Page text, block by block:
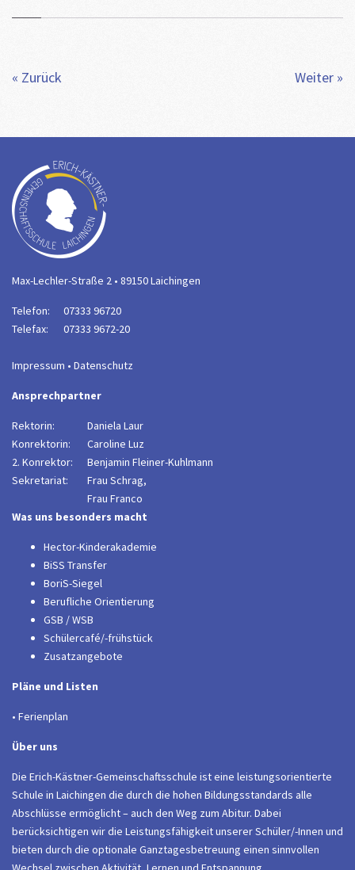
Weiter »
« Zurück
Max-Lechler-Straße 2 • 89150 Laichingen
Telefon:
07333 96720
Telefax:
07333 9672-20
Impressum • Datenschutz
Ansprechpartner
Rektorin:
Daniela Laur
Konrektorin:
Caroline Luz
2. Konrektor:
Benjamin Fleiner-Kuhlmann
Sekretariat:
Frau Schrag,
Frau Franco
Was uns besonders macht
Hector-Kinderakademie
BiSS Transfer
BoriS-Siegel
Berufliche Orientierung
GSB / WSB
Schülercafé/-frühstück
Zusatzangebote
Pläne und Listen
• Ferienplan
Über uns
Die Erich-Kästner-Gemeinschaftsschule ist eine leistungsorientierte
Schule in Laichingen die durch die hohen Bildungsstandards alle
Abschlüsse ermöglicht – auch den Weg zum Abitur. Dabei
berücksichtigen wir die Leistungsfähigkeit unserer Schüler/-Innen und
bieten durch die optionale Ganztagesbetreuung einen sinnvollen